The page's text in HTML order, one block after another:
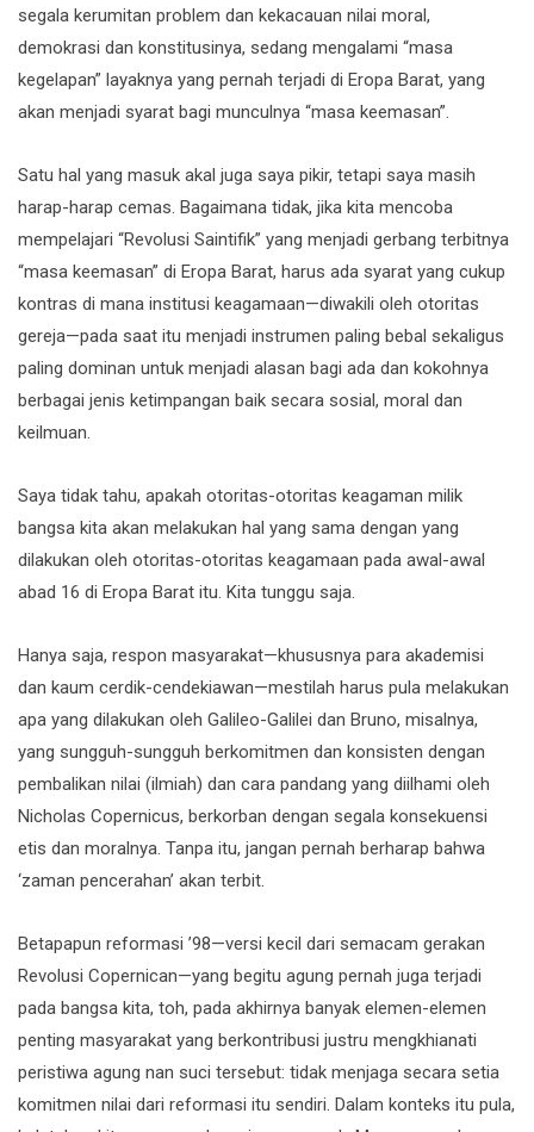
segala kerumitan problem dan kekacauan nilai moral,
demokrasi dan konstitusinya, sedang mengalami “masa
kegelapan” layaknya yang pernah terjadi di Eropa Barat, yang
akan menjadi syarat bagi munculnya “masa keemasan”.
Satu hal yang masuk akal juga saya pikir, tetapi saya masih
harap-harap cemas. Bagaimana tidak, jika kita mencoba
mempelajari “Revolusi Saintifik” yang menjadi gerbang terbitnya
“masa keemasan” di Eropa Barat, harus ada syarat yang cukup
kontras di mana institusi keagamaan—diwakili oleh otoritas
gereja—pada saat itu menjadi instrumen paling bebal sekaligus
paling dominan untuk menjadi alasan bagi ada dan kokohnya
berbagai jenis ketimpangan baik secara sosial, moral dan
keilmuan.
Saya tidak tahu, apakah otoritas-otoritas keagaman milik
bangsa kita akan melakukan hal yang sama dengan yang
dilakukan oleh otoritas-otoritas keagamaan pada awal-awal
abad 16 di Eropa Barat itu. Kita tunggu saja.
Hanya saja, respon masyarakat—khususnya para akademisi
dan kaum cerdik-cendekiawan—mestilah harus pula melakukan
apa yang dilakukan oleh Galileo-Galilei dan Bruno, misalnya,
yang sungguh-sungguh berkomitmen dan konsisten dengan
pembalikan nilai (ilmiah) dan cara pandang yang diilhami oleh
Nicholas Copernicus, berkorban dengan segala konsekuensi
etis dan moralnya. Tanpa itu, jangan pernah berharap bahwa
‘zaman pencerahan’ akan terbit.
Betapapun reformasi ’98—versi kecil dari semacam gerakan
Revolusi Copernican—yang begitu agung pernah juga terjadi
pada bangsa kita, toh, pada akhirnya banyak elemen-elemen
penting masyarakat yang berkontribusi justru mengkhianati
peristiwa agung nan suci tersebut: tidak menjaga secara setia
komitmen nilai dari reformasi itu sendiri. Dalam konteks itu pula,